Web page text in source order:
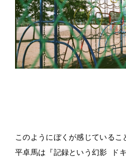
このようにぼくが感じている
平卓馬は『記録という幻影 ド